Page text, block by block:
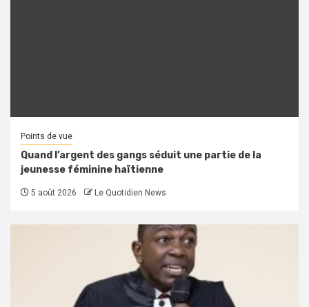
Points de vue
Quand l’argent des gangs séduit une partie de la
jeunesse féminine haïtienne
5 août 2026 Le Quotidien News